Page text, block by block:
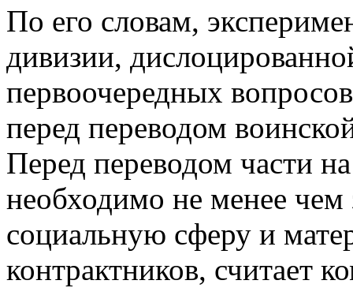
По его словам,
дивизии,
первоочередных
перед переводом
Перед переводом части
необходимо не менее чем
социальную сферу и
контрактников, считает